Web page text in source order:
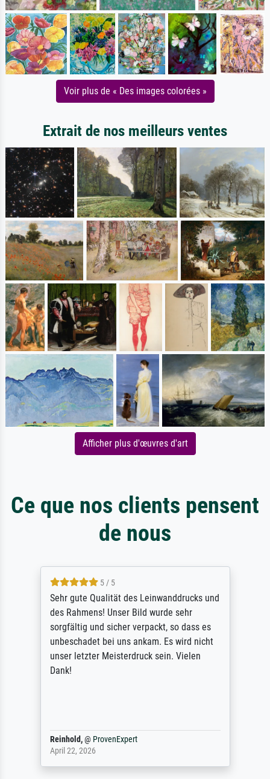
Voir plus de « Des images colorées »
Extrait de nos meilleurs ventes
Afficher plus d'œuvres d'art
Ce que nos clients pensent
de nous
5 / 5
Sehr gute Qualität des Leinwanddrucks und
des Rahmens! Unser Bild wurde sehr
sorgfältig und sicher verpackt, so dass es
unbeschadet bei uns ankam. Es wird nicht
unser letzter Meisterdruck sein. Vielen
Dank!
Reinhold,@ ProvenExpert
April 22, 2026